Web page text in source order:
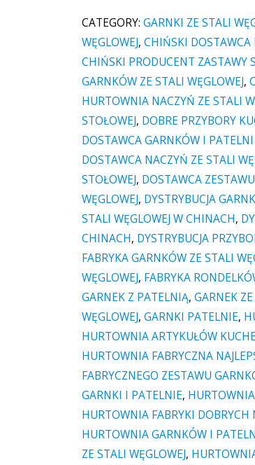
CATEGORY: GARNKI ZE STALI
WĘGLOWEJ, CHIŃSKI DOSTAWCA
CHIŃSKI PRODUCENT ZASTAWY
GARNKÓW ZE STALI WĘGLOWEJ,
HURTOWNIA NACZYŃ ZE STALI
STOŁOWEJ, DOBRE PRZYBORY
DOSTAWCA GARNKÓW I PATELNI
DOSTAWCA NACZYŃ ZE STALI
STOŁOWEJ, DOSTAWCA
WĘGLOWEJ, DYSTRYBUCJA
STALI WĘGLOWEJ W CHINACH,
CHINACH, DYSTRYBUCJA
FABRYKA GARNKÓW ZE STALI
WĘGLOWEJ, FABRYKA
GARNEK Z PATELNIĄ, GARNEK
WĘGLOWEJ, GARNKI PATELNIE,
HURTOWNIA ARTYKUŁÓW
HURTOWNIA FABRYCZNA
FABRYCZNEGO ZESTAWU
GARNKI I PATELNIE,
HURTOWNIA FABRYKI DOBRYCH
HURTOWNIA GARNKÓW I
ZE STALI WĘGLOWEJ,